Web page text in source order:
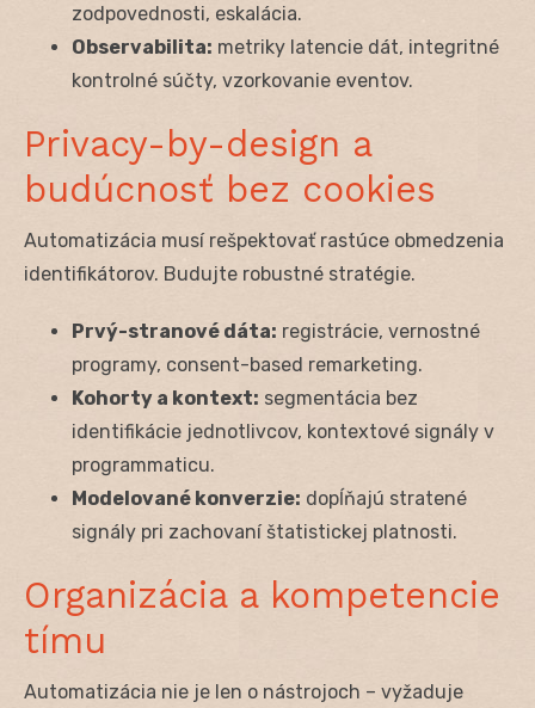
zodpovednosti, eskalácia.
Observabilita: metriky latencie dát, integritné
kontrolné súčty, vzorkovanie eventov.
Privacy-by-design a
budúcnosť bez cookies
Automatizácia musí rešpektovať rastúce obmedzenia
identifikátorov. Budujte robustné stratégie.
Prvý-stranové dáta: registrácie, vernostné
programy, consent-based remarketing.
Kohorty a kontext: segmentácia bez
identifikácie jednotlivcov, kontextové signály v
programmaticu.
Modelované konverzie: dopĺňajú stratené
signály pri zachovaní štatistickej platnosti.
Organizácia a kompetencie
tímu
Automatizácia nie je len o nástrojoch – vyžaduje